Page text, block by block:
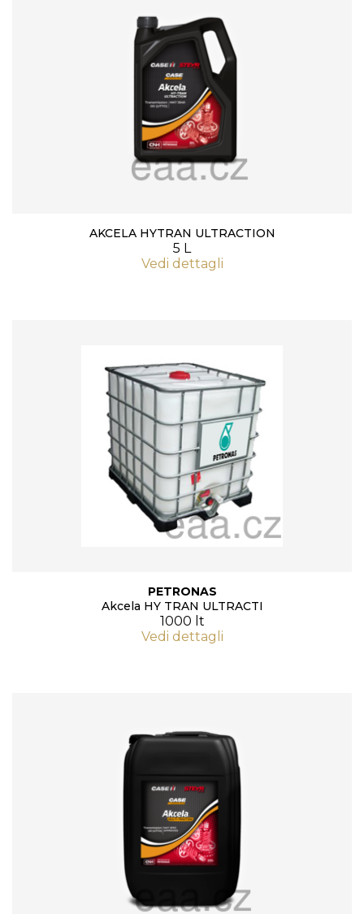
AKCELA HYTRAN ULTRACTION
5 L
Vedi dettagli
PETRONAS
Akcela HY TRAN ULTRACTI
1000 lt
Vedi dettagli